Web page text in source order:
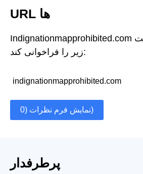
URL ها
Indignationmapprohibited.com ممکن است URL های
زیر را فراخوانی کند:
indignationmapprohibited.com
نمایش فرم نظرات (0)
پرطرفدار